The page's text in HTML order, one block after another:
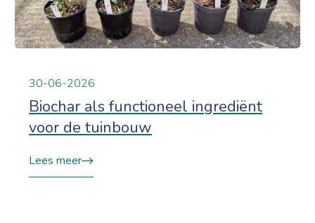
30-06-2026
Biochar als functioneel ingrediënt
voor de tuinbouw
Lees meer